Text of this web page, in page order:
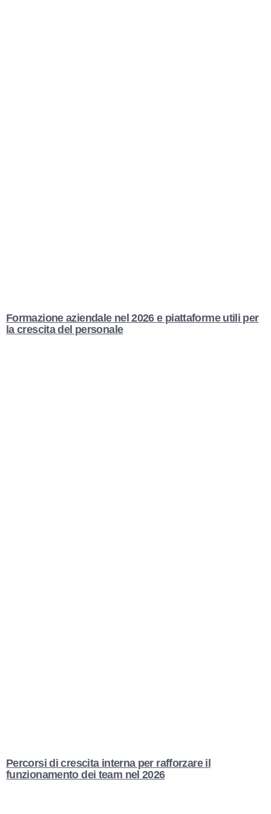
Formazione aziendale nel 2026 e piattaforme utili per
la crescita del personale
Percorsi di crescita interna per rafforzare il
funzionamento dei team nel 2026